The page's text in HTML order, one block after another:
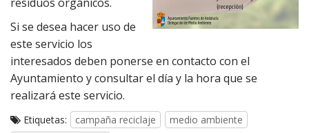
Si se desea hacer uso de
este servicio los
interesados deben ponerse en contacto con el
Ayuntamiento y consultar el día y la hora que se
realizará este servicio.
Etiquetas: campaña reciclaje
medio ambiente